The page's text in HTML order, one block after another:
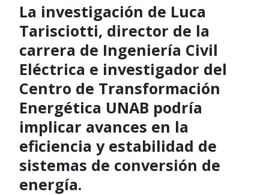
La investigación de Luca
Tarisciotti, director de la
carrera de Ingeniería Civil
Eléctrica e investigador del
Centro de Transformación
Energética UNAB podría
implicar avances en la
eficiencia y estabilidad de
sistemas de conversión de
energía.